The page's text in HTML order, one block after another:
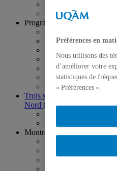
Salle de presse
Programmation scientifique
Lieux urbains,
Engagement,
Humanités
Transmission,
Patrimonialisation et
Trois siècles de migrations
Nord (1640-1940)
Montréal, plaque tournante
Cochercheurs
Préférences en
Nous utilisons des
d’améliorer votre
statistiques de
« Préférences ».